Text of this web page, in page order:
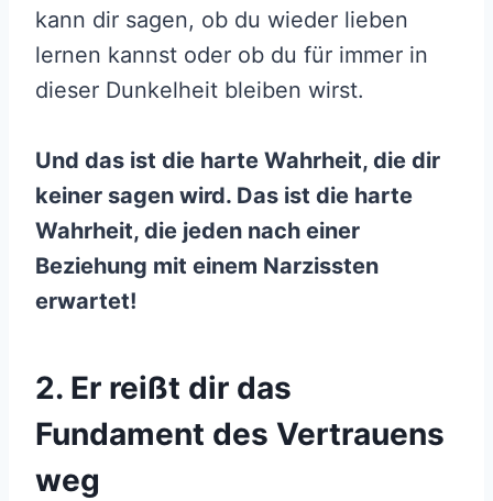
kann dir sagen, ob du wieder lieben
lernen kannst oder ob du für immer in
dieser Dunkelheit bleiben wirst.
Und das ist die harte Wahrheit, die dir
keiner sagen wird. Das ist die harte
Wahrheit, die jeden nach einer
Beziehung mit einem Narzissten
erwartet!
2. Er reißt dir das
Fundament des Vertrauens
weg